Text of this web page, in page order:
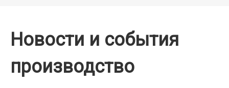
Новости и события
производство